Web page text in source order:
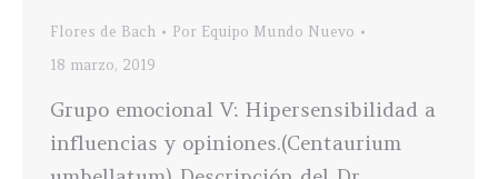
Flores de Bach Por Equipo Mundo Nuevo
18 marzo, 2019
Grupo emocional V: Hipersensibilidad a
influencias y opiniones.(Centaurium